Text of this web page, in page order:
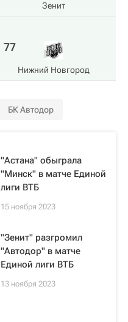
Зенит
77
Нижний Новгород
БК Автодор
"Астана" обыграла
"Минск" в матче Единой
лиги ВТБ
15 ноября 2023
"Зенит" разгромил
"Автодор" в матче
Единой лиги ВТБ
13 ноября 2023